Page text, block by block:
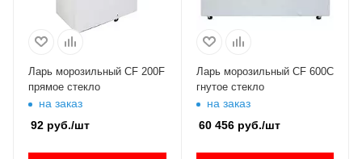
Ларь морозильный CF 200F
прямое стекло
на заказ
92 руб./шт
Ларь морозильный CF 600С
гнутое стекло
на заказ
60 456руб./шт